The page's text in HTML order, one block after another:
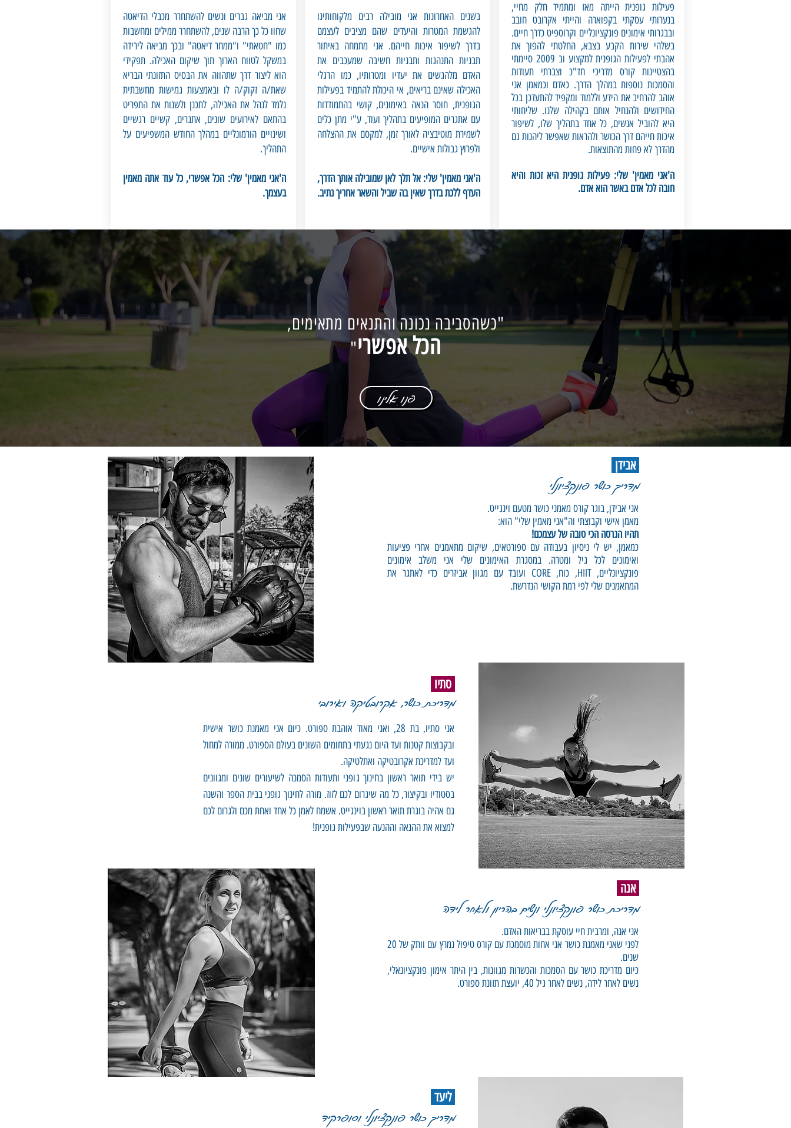
פעילות גופנית הייתה מאז ומתמיד חלק מחיי,
בנערותי עסקתי בקפוארה והייתי אקרובט חובב
ובבגרותי אימונים פונקציונליים וקרוספיט כדרך חיים.
בשלהי שירות הקבע בצבא, החלטתי להפוך את
אהבתי לפעילות הגופנית למקצוע וב 2009 סיימתי
בהצטיינות קורס מדריכי חד"כ וצברתי תעודות
והסמכות נוספות במהלך הדרך. כאדם וכמאמן אני
אוהב להרחיב את הידע וללמוד ומקפיד להתעדכן בכל
החידושים ולהנחיל אותם בקהילה שלנו. שליחותי
היא להוביל אנשים, כל אחד בתהליך שלו, לשיפור
איכות חייהם דרך הכושר ולהראות שאפשר ליהנות גם
מהדרך לא פחות מהתוצאות.
ה'אני מאמין' שלי: פעילות גופנית היא זכות והיא
חובה לכל אדם באשר הוא אדם.
בשנים האחרונות אני מובילה רבים מלקוחותינו
להגשמת המטרות והיעדים שהם מציבים לעצמם
בדרך לשיפור איכות חייהם. אני מתמחה באיתור
תבניות התנהגות ותבניות חשיבה שמעכבים את
האדם מלהגשים את יעדיו ומטרותיו, כמו הרגלי
האכילה שאינם בריאים, אי היכולת להתמיד בפעילות
הגופנית, חוסר הנאה באימונים, קושי בהתמודדות
עם אתגרים המופיעים בתהליך ועוד, ע"י מתן כלים
לשמירת מוטיבציה לאורך זמן, למקסם את ההצלחה
ולפרוץ גבולות אישיים.
ה'אני מאמין' שלי: אל תלך לאן שמובילה אותך הדרך,
העדף ללכת בדרך שאין בה שביל והשאר אחריך נתיב.
אני מביאה גברים ונשים להשתחרר מכבלי הדיאטה
שחוו כל כך הרבה שנים, להשתחרר ממילים ומחשבות
כמו "חטאתי" ו"ממחר דיאטה" ובכך מביאה לירידה
במשקל לטווח הארוך תוך שיקום האכילה. תפקידי
הוא ליצור דרך שתהווה את הבסיס התזונתי הבריא
שאת/ה זקוק/ה לו ובאמצעות גמישות מחשבתית
נלמד לנהל את האכילה, לתכנן ולשנות את התפריט
בהתאם לאירועים שונים, אתגרים, קשיים רגשיים
ושינויים הורמונליים במהלך החודש המשפיעים על
התהליך.
ה'אני מאמין' שלי: הכל אפשרי, כל עוד אתה מאמין
בעצמך.
"כשהסביבה נכונה והתנאים מתאימים,
הכל אפשרי"
פנו אלינו
אבידן
מדריך כושר פונקציונלי
אני אבידן, בוגר קורס מאמני כושר מטעם וינגייט.
מאמן אישי וקבוצתי וה"אני מאמין שלי" הוא:
תהיו הגרסה הכי טובה של עצמכם!
כמאמן, יש לי ניסיון בעבודה עם ספורטאים, שיקום מתאמנים אחרי פציעות
ואימונים לכל גיל ומטרה. במסגרת האימונים שלי אני משלב אימונים
פונקציונליים, HIIT, כוח, CORE ועובד עם מגוון אביזרים כדי לאתגר את
המתאמנים שלי לפי רמת הקושי הנדרשת.
סתיו
מדריכת כושר, אקרובטיקה ואירובי
אני סתיו, בת 28, ואני מאוד אוהבת ספורט. כיום אני מאמנת כושר אישית
ובקבוצות קטנות ועד היום נגעתי בתחומים השונים בעולם הספורט. ממורה למחול
ועד למדריכת אקרובטיקה ואתלטיקה.
יש בידי תואר ראשון בחינוך גופני ותעודות הסמכה לשיעורים שונים ומגוונים
בסטודיו ובקיצור, כל מה שיגרום לכם לזוז. מורה לחינוך גופני בבית הספר והשנה
גם אהיה בוגרת תואר ראשון בוינגייט. אשמח לאמן כל אחד ואחת מכם ולגרום לכם
למצוא את ההנאה וההנעה שבפעילות גופנית!
אנה
מדריכת כושר פונקציונלי ונשים בהריון ולאחר לידה
אני אנה, ומרבית חיי עוסקת בבריאות האדם.
לפני שאני מאמנת כושר אני אחות מוסמכת עם קורס טיפול נמרץ עם וותק של 20
שנים.
כיום מדריכת כושר עם הסמכות והכשרות מגוונות, בין היתר אימון פונקציונאלי,
נשים לאחר לידה, נשים לאחר גיל 40, יועצת תזונת ספורט.
ליעד
מדריך כושר פונקציונלי וסופרקיד